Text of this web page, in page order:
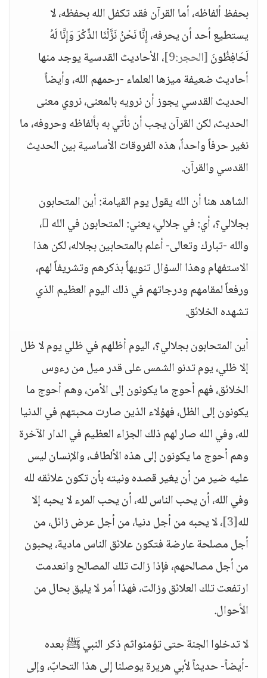
بحفظ ألفاظه، أما القرآن فقد تكفل الله بحفظه، لا
يستطيع أحد أن يحرفه، إِنَّا نَحْنُ نَزَّلْنَا الذِّكْرَ وَإِنَّا لَهُ
لَحَافِظُونَ[الحجر:9] ، الأحاديث القدسية يوجد منها
أحاديث ضعيفة ميزها العلماء -رحمهم الله، وأيضاً
الحديث القدسي يجوز أن نرويه بالمعنى، نروي معنى
الحديث، لكن القرآن يجب أن نأتي به بألفاظه وحروفه، ما
نغير حرفاً واحداً، هذه الفروقات الأساسية بين الحديث
القدسي والقرآن.
الشاهد هنا أن الله يقول يوم القيامة: أين المتحابون
بجلالي؟، أي: في جلالي، يعني: المتحابون في الله ،
والله -تبارك وتعالى- أعلم بالمتحابين بجلاله، لكن هذا
الاستفهام وهذا السؤال تنويهاً بذكرهم وتشريفاً لهم،
ورفعاً لمقامهم ودرجاتهم في ذلك اليوم العظيم الذي
تشهده الخلائق.
أين المتحابون بجلالي؟، اليوم أظلهم في ظلي يوم لا ظل
إلا ظلي، يوم تدنو الشمس على قدر ميل من رءوس
الخلائق، فهم أحوج ما يكونون إلى الأمن، وهم أحوج ما
يكونون إلى الظل، فهؤلاء الذين صارت محبتهم في الدنيا
لله، وفي الله صار لهم ذلك الجزاء العظيم في الدار الآخرة
وهم أحوج ما يكونون إلى هذه الألطاف، والإنسان ليس
عليه ضير من أن يغير قصده ونيته بأن تكون علائقه لله
وفي الله، أن يحب الناس لله، أن يحب المرء لا يحبه إلا
لله[3] ، لا يحبه من أجل دنيا، من أجل عرض زائل، من
أجل مصلحة عارضة فتكون علائق الناس مادية، يحبون
من أجل مصالحهم، فإذا زالت تلك المصالح وانعدمت
ارتفعت تلك العلائق وزالت، فهذا أمر لا يليق بحال من
الأحوال.
لا تدخلوا الجنة حتى تؤمنواثم ذكر النبي ﷺ بعده
-أيضاً- حديثاً لأبي هريرة يوصلنا إلى هذا التحابّ، وإلى